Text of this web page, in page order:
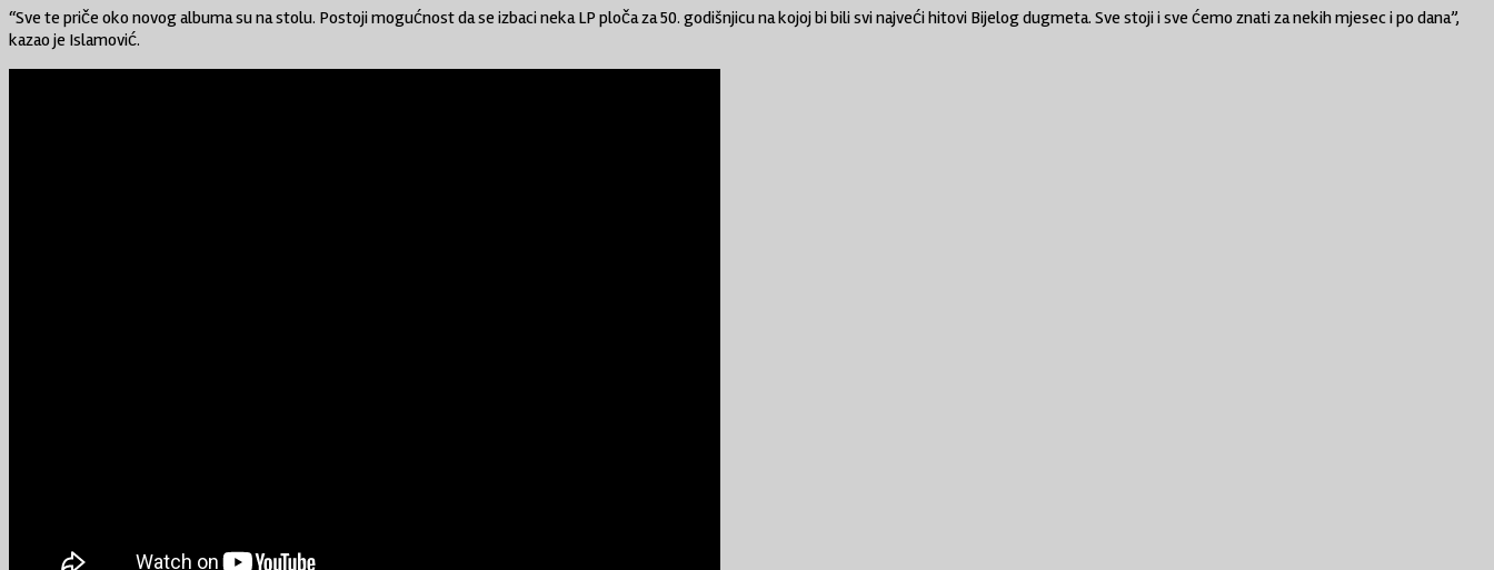
“Sve te priče oko novog albuma su na stolu. Postoji mogućnost da se izbaci neka LP ploča za 50. godišnjicu na kojoj bi bili svi najveći hitovi Bijelog dugmeta. Sve stoji i sve ćemo znati za nekih mjesec i po dana”,
kazao je Islamović.